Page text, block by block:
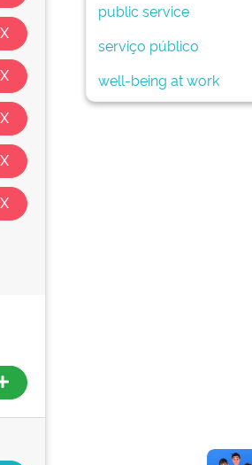
public service
serviço público
well-being at work